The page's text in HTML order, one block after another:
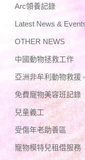
Arc領養記錄
Latest News &
OTHER NEWS
中國動物拯救工作
亞洲非牟利動物救援
免費寵物美容班記錄
兒童義工
受傷年老助養區
寵物模特兒租借服務